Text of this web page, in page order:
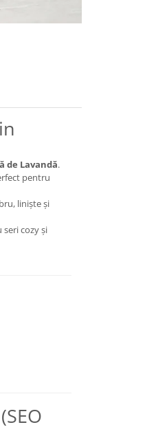
de Lavandă.
pentru
liniște și
cozy și